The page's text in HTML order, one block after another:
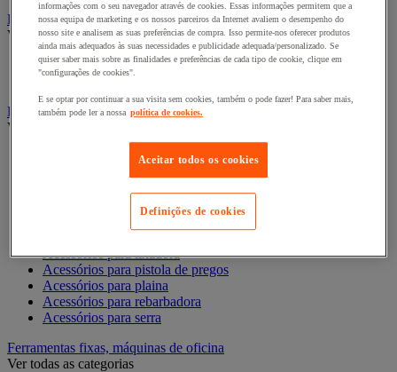
Ferramentas Elétricas
Ver todas as categorias
Ferramentas elétricas portáteis com fios
Ferramentas elétricas portáteis sem fios
Ferramentas elétricas portáteis - Acessórios
Ver todas as categorias
Acesórios para berbequim
Acessórios para berbequim
Acessórios para cortador-lixador
Acessórios para Dremel
Acessórios para Ferramentas Elétricas
Acessórios para lixadora
Acessórios para pistola de pregos
Acessórios para plaina
Acessórios para rebarbadora
Acessórios para serra
Ferramentas fixas, máquinas de oficina
Ver todas as categorias
informações com o seu navegador através de cookies. Essas informações permitem que a
nossa equipa de marketing e os nossos parceiros da Internet avaliem o desempenho do
nosso site e analisem as suas preferências de compra. Isso permite-nos oferecer produtos
ainda mais adequados às suas necessidades e publicidade adequada/personalizado. Se
quiser saber mais sobre as finalidades e preferências de cada tipo de cookie, clique em
"configurações de cookies".
E se optar por continuar a sua visita sem cookies, também o pode fazer! Para saber mais,
também pode ler a nossa política de cookies.
Aceitar todos os cookies
Definições de cookies